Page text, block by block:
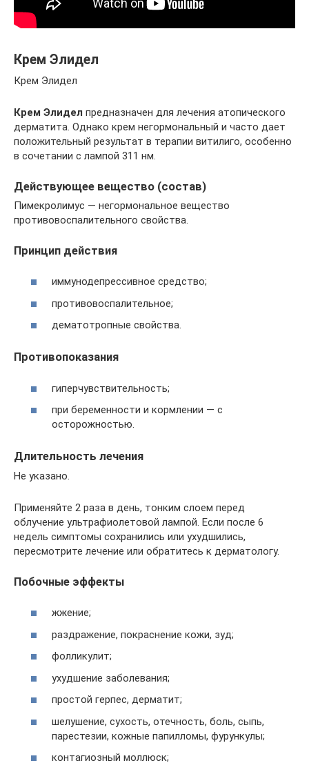
Крем Элидел
Крем Элидел
Крем Элидел предназначен для лечения атопического
дерматита. Однако крем негормональный и часто дает
положительный результат в терапии витилиго, особенно
в сочетании с лампой 311 нм.
Действующее вещество (состав)
Пимекролимус — негормональное вещество
противовоспалительного свойства.
Принцип действия
иммунодепрессивное средство;
противовоспалительное;
дематотропные свойства.
Противопоказания
гиперчувствительность;
при беременности и кормлении — с
осторожностью.
Длительность лечения
Не указано.
Применяйте 2 раза в день, тонким слоем перед
облучение ультрафиолетовой лампой. Если после 6
недель симптомы сохранились или ухудшились,
пересмотрите лечение или обратитесь к дерматологу.
Побочные эффекты
жжение;
раздражение, покраснение кожи, зуд;
фолликулит;
ухудшение заболевания;
простой герпес, дерматит;
шелушение, сухость, отечность, боль, сыпь,
парестезии, кожные папилломы, фурункулы;
контагиозный моллюск;